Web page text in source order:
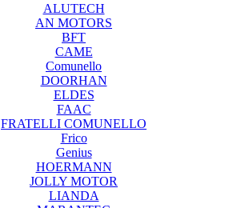
ALUTECH
AN MOTORS
BFT
CAME
Comunello
DOORHAN
ELDES
FAAC
FRATELLI COMUNELLO
Frico
Genius
HOERMANN
JOLLY MOTOR
LIANDA